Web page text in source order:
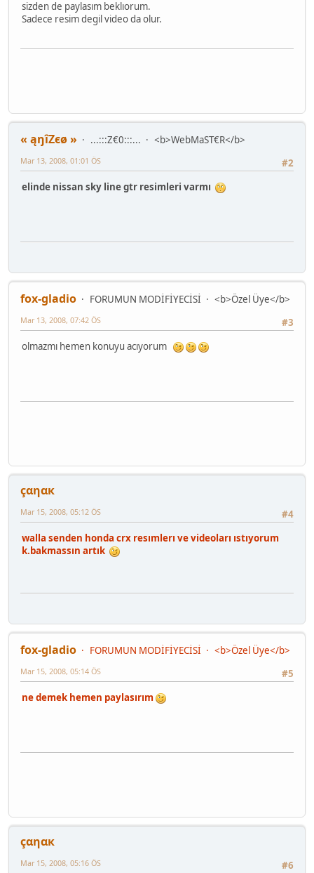
sizden de paylasım beklıorum.
Sadece resim degil video da olur.
« ąŋîZєø » ...:::Z€0:::...
<b>WebMaST€R</b>
#2
Mar 13, 2008, 01:01 ÖS
elinde nissan sky line gtr resimleri varmı
fox-gladio FORUMUN MODİFİYECİSİ
<b>Özel Üye</b>
#3
Mar 13, 2008, 07:42 ÖS
olmazmı hemen konuyu acıyorum
çαηαк
#4
Mar 15, 2008, 05:12 ÖS
walla senden honda crx resımlerı ve videoları ıstıyorum
k.bakmassın artık
fox-gladio FORUMUN MODİFİYECİSİ
<b>Özel Üye</b>
#5
Mar 15, 2008, 05:14 ÖS
ne demek hemen paylasırım
çαηαк
#6
Mar 15, 2008, 05:16 ÖS